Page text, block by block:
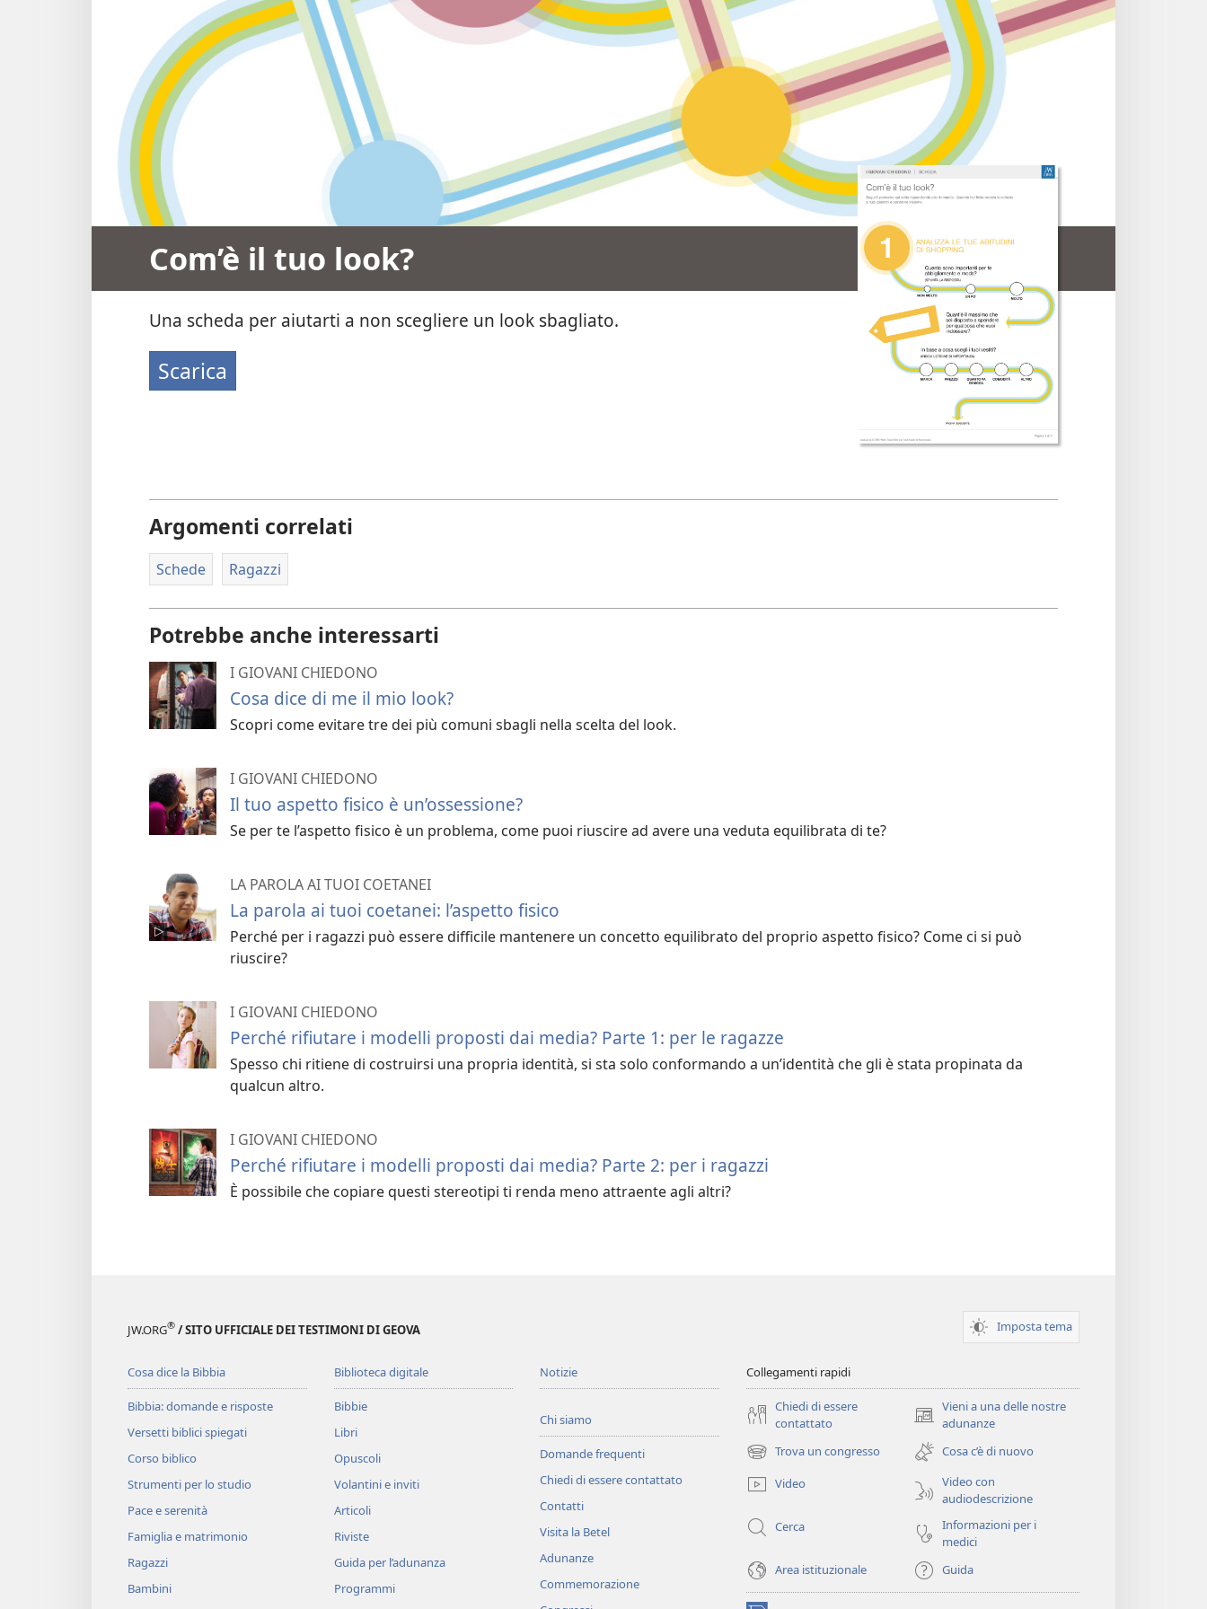
Com’è il tuo look?
Una scheda per aiutarti a non scegliere un look sbagliato.
Scarica
Argomenti correlati
Schede Ragazzi
Potrebbe anche interessarti
I GIOVANI CHIEDONO
Cosa dice di me il mio look?
Scopri come evitare tre dei più comuni sbagli nella scelta del look.
I GIOVANI CHIEDONO
Il tuo aspetto fisico è un’ossessione?
Se per te l’aspetto fisico è un problema, come puoi riuscire ad avere una veduta equilibrata di te?
LA PAROLA AI TUOI COETANEI
La parola ai tuoi coetanei: l’aspetto fisico
Perché per i ragazzi può essere difficile mantenere un concetto equilibrato del proprio aspetto fisico? Come ci si può
riuscire?
I GIOVANI CHIEDONO
Perché rifiutare i modelli proposti dai media? Parte 1: per le ragazze
Spesso chi ritiene di costruirsi una propria identità, si sta solo conformando a un’identità che gli è stata propinata da
qualcun altro.
I GIOVANI CHIEDONO
Perché rifiutare i modelli proposti dai media? Parte 2: per i ragazzi
È possibile che copiare questi stereotipi ti renda meno attraente agli altri?
JW.ORG® / SITO UFFICIALE DEI TESTIMONI DI GEOVA Imposta tema
Cosa dice la Bibbia
Bibbia: domande e risposte
Versetti biblici spiegati
Corso biblico
Strumenti per lo studio
Pace e serenità
Famiglia e matrimonio
Ragazzi
Bambini
Biblioteca digitale
Bibbie
Libri
Opuscoli
Volantini e inviti
Articoli
Riviste
Guida per l’adunanza
Programmi
Notizie
Chi siamo
Domande frequenti
Chiedi di essere contattato
Contatti
Visita la Betel
Adunanze
Commemorazione
Collegamenti rapidi
Chiedi di essere
contattato
Vieni a una delle nostre
adunanze
(apre
una
nuova
finestra)
Trova un congresso
(apre
una
nuova
Cosa c’è di nuovo
Video
Video con
audiodescrizione
Cerca
Informazioni per i
medici
Area istituzionale
Guida